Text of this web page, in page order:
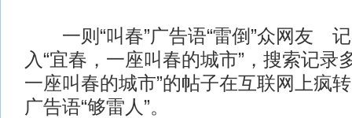
一则“叫春”广告语“雷倒”众网友 记
入“宜春，一座叫春的城市”，搜索记录
一座叫春的城市”的帖子在互联网上疯
广告语“够雷人”。